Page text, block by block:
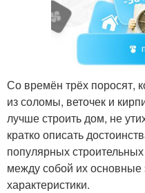
Со времён трёх поросят,
из соломы, веточек и
лучше строить дом, не
кратко описать
популярных
между собой их основные
характеристики.